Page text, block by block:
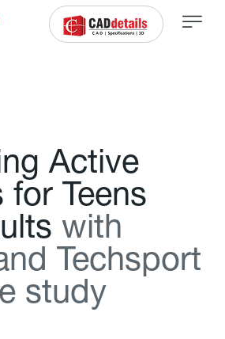
ng Active
for Teens
ults with
nd Techsport
e study